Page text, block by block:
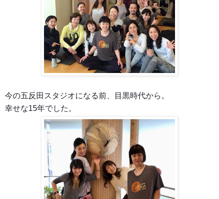
今の五反田スタジオになる前、目黒時代から。
幸せな15年でした。